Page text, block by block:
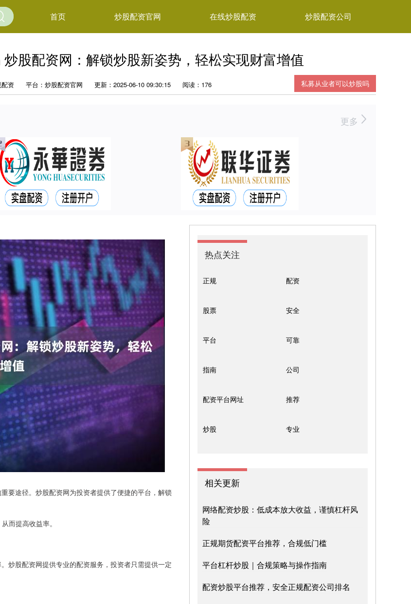
首页 炒股配资官网 在线炒股配资 炒股配资公司
股配资网：解锁炒股新姿势，轻松实现财富增值
私募从业者可以炒股吗
资 平台：炒股配资官网 更新：2025-06-10 09:30:15 阅读：176
更多
要途径。炒股配资网为投资者提供了便捷的平台，解锁
而提高收益率。
炒股配资网提供专业的配资服务，投资者只需提供一定
热点关注
正规 配资
股票 安全
平台 可靠
指南 公司
配资平台网址 推荐
炒股 专业
相关更新
网络配资炒股：低成本放大收益，谨慎杠杆风
险
正规期货配资平台推荐，合规低门槛
平台杠杆炒股｜合规策略与操作指南
配资炒股平台推荐，安全正规配资公司排名